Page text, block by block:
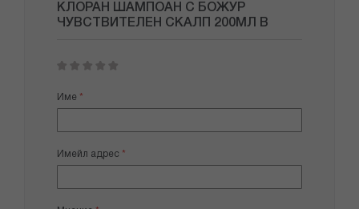
КЛОРАН ШАМПОАН С БОЖУР
ЧУВСТВИТЕЛЕН СКАЛП 200МЛ В
star
stars
stars
stars
stars
Име
Имейл адрес